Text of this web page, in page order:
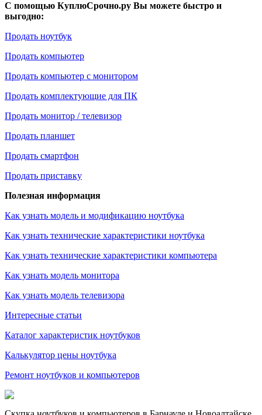
С помощью КуплюСрочно.ру Вы можете быстро и
выгодно:
Продать ноутбук
Продать компьютер
Продать компьютер с монитором
Продать комплектующие для ПК
Продать монитор / телевизор
Продать планшет
Продать смартфон
Продать приставку
Полезная информация
Как узнать модель и модификацию ноутбука
Как узнать технические характеристики ноутбука
Как узнать технические характеристики компьютера
Как узнать модель монитора
Как узнать модель телевизора
Интересные статьи
Каталог характеристик ноутбуков
Калькулятор цены ноутбука
Ремонт ноутбуков и компьютеров